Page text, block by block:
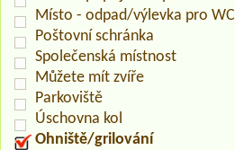
Místo - odpad/výlevka pro WC
Poštovní schránka
Společenská místnost
Můžete mít zvíře
Parkoviště
Úschovna kol
Ohniště/grilování